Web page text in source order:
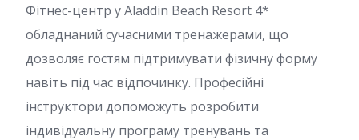
Фітнес-центр у Aladdin Beach Resort 4*
обладнаний сучасними тренажерами, що
дозволяє гостям підтримувати фізичну форму
навіть під час відпочинку. Професійні
інструктори допоможуть розробити
індивідуальну програму тренувань та